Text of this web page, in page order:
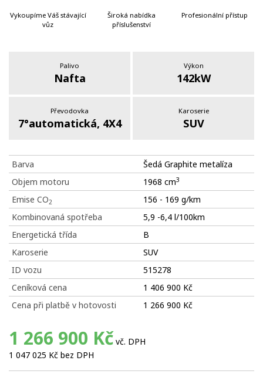
Vykoupíme Váš stávající
vůz
Široká nabídka
příslušenství
Profesionální přístup
Palivo
Nafta
Výkon
142kW
Převodovka
7°automatická, 4X4
Karoserie
SUV
Barva
Šedá Graphite metalíza
Objem motoru
1968 cm3
Emise CO2
156 - 169 g/km
Kombinovaná spotřeba
5,9 -6,4 l/100km
Energetická třída
B
Karoserie
SUV
ID vozu
515278
Ceníková cena
1 406 900 Kč
Cena při platbě v hotovosti
1 266 900 Kč
1 266 900 Kč vč. DPH
1 047 025 Kč bez DPH